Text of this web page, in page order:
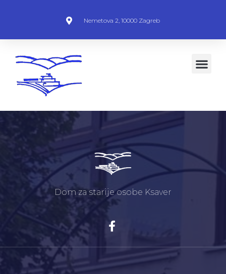
Nemetova 2, 10000 Zagreb
Dom za starije osobe Ksaver